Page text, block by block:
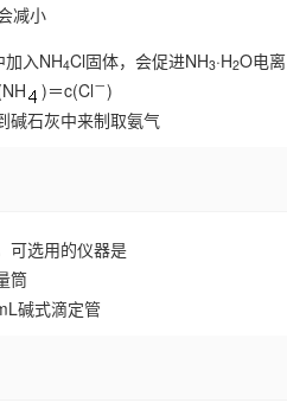
减小
入NH4Cl固体，会促进NH3·H2O电离
)＝c(Cl－)
碱石灰中来制取氨气
可选用的仪器是
筒
碱式滴定管